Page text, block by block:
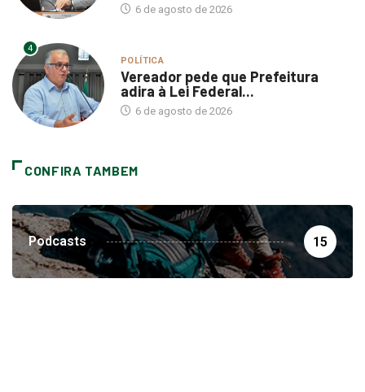
6 de agosto de 2026
4
POLÍTICA
Vereador pede que Prefeitura
adira à Lei Federal...
6 de agosto de 2026
CONFIRA TAMBEM
Podcasts 15